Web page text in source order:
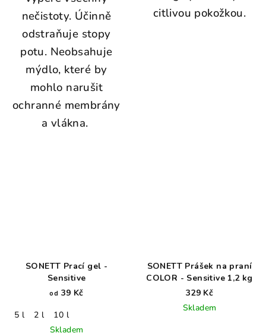
nečistoty. Účinně
odstraňuje stopy
potu. Neobsahuje
mýdlo, které by
mohlo narušit
ochranné membrány
a vlákna.
citlivou pokožkou.
SONETT Prací gel -
Sensitive
od 39 Kč
5 l
2 l
10 l
Skladem
SONETT Prášek na praní
COLOR - Sensitive 1,2 kg
329 Kč
Skladem